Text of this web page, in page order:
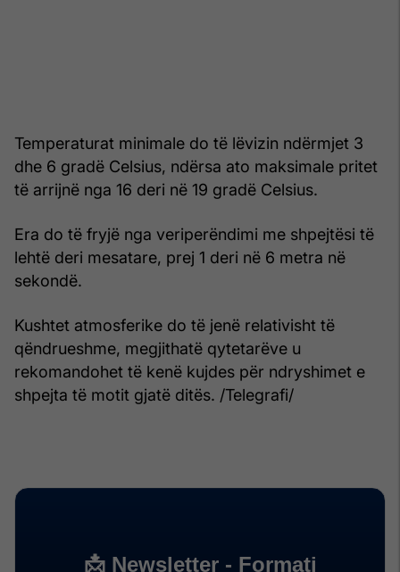
Temperaturat minimale do të lëvizin ndërmjet 3
dhe 6 gradë Celsius, ndërsa ato maksimale pritet
të arrijnë nga 16 deri në 19 gradë Celsius.
Era do të fryjë nga veriperëndimi me shpejtësi të
lehtë deri mesatare, prej 1 deri në 6 metra në
sekondë.
Kushtet atmosferike do të jenë relativisht të
qëndrueshme, megjithatë qytetarëve u
rekomandohet të kenë kujdes për ndryshimet e
shpejta të motit gjatë ditës. /Telegrafi/